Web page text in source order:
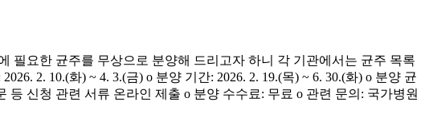
필요한 균주를 무상으로 분양해 드리고자 하니 각 기관에서는 균주 목록
2. 10.(화) ~ 4. 3.(금) o 분양 기간: 2026. 2. 19.(목) ~ 6. 30.(화) o 분양 균
등 신청 관련 서류 온라인 제출 o 분양 수수료: 무료 o 관련 문의: 국가병원